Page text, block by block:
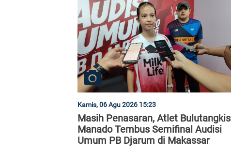
Kamis, 06 Agu 2026 15:23
Masih Penasaran, Atlet Bulutangkis
Manado Tembus Semifinal Audisi
Umum PB Djarum di Makassar